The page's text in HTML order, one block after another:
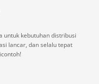
untuk kebutuhan distribusi
lancar, dan selalu tepat